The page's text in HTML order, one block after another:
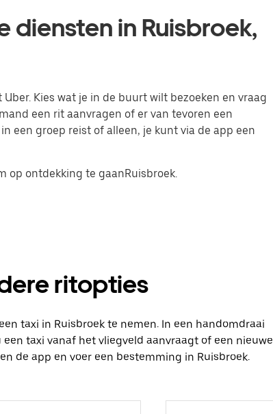
diensten in Ruisbroek,
Kies wat je in de buurt wilt bezoeken en vraag
een rit aanvragen of er van tevoren een
een groep reist of alleen, je kunt via de app een
op ontdekking te gaanRuisbroek.
ritopties
taxi in Ruisbroek te nemen. In een handomdraai
taxi vanaf het vliegveld aanvraagt of een nieuwe
de app en voer een bestemming in Ruisbroek.